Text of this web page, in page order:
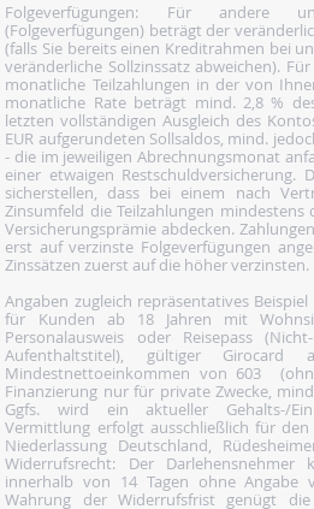
Folgeverfügungen: Für andere
(Folgeverfügungen) beträgt der
(falls Sie bereits einen Kreditrahmen bei
veränderliche Sollzinssatz abweichen).
monatliche Teilzahlungen in der von
monatliche Rate beträgt mind. 2,8 %
letzten vollständigen Ausgleich des
EUR aufgerundeten Sollsaldos, mind.
- die im jeweiligen Abrechnungsmonat
einer etwaigen Restschuldversicherung.
sicherstellen, dass bei einem nach
Zinsumfeld die Teilzahlungen
Versicherungsprämie abdecken.
erst auf verzinste Folgeverfügungen
Zinssätzen zuerst auf die höher verzinsten.
Angaben zugleich repräsentatives Beispiel
für Kunden ab 18 Jahren mit
Personalausweis oder Reisepass
Aufenthaltstitel), gültiger
Mindestnettoeinkommen von 603 
Finanzierung nur für private Zwecke,
Ggfs. wird ein aktueller Gehalts-/
Vermittlung erfolgt ausschließlich für den
Niederlassung Deutschland,
Widerrufsrecht: Der Darlehensnehmer
innerhalb von 14 Tagen ohne Angabe
Wahrung der Widerrufsfrist genügt